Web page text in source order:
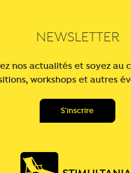
NEWSLETTER
nos actualités et soyez au
workshops et autres